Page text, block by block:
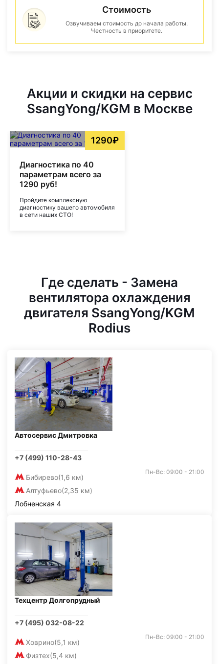
Стоимость
Озвучиваем стоимость до начала работы.
Честность в приоритете.
Акции и скидки на сервис
SsangYong/KGM в Москве
1290₽
Диагностика по 40
параметрам всего за
1290 руб!
Пройдите комплексную
диагностику вашего автомобиля
в сети наших СТО!
Где сделать - Замена
вентилятора охлаждения
двигателя SsangYong/KGM
Rodius
Автосервис Дмитровка
+7 (499) 110-28-43
Бибирево(1,6 км)
Алтуфьево(2,35 км)
Пн-Вс: 09:00 - 21:00
Лобненская 4
Техцентр Долгопрудный
+7 (495) 032-08-22
Ховрино(5,1 км)
Физтех(5,4 км)
Пн-Вс: 09:00 - 21:00